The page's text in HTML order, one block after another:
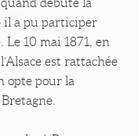
débute la
il a pu participer
Le 10 mai 1871, en
est rattachée
opte pour la